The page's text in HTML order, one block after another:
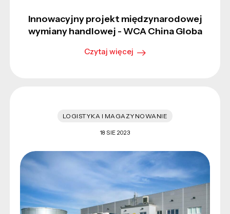
Innowacyjny projekt międzynarodowej
wymiany handlowej - WCA China Globa
Czytaj więcej
LOGISTYKA I MAGAZYNOWANIE
18 SIE 2023